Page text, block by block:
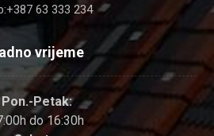
63 333 234
vrijeme
Pon.-Petak:
do 16:30h